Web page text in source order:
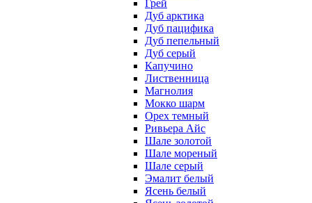
Грей
Дуб арктика
Дуб пацифика
Дуб пепельный
Дуб серый
Капучино
Лиственница
Магнолия
Мокко шарм
Орех темный
Ривьера Айс
Шале золотой
Шале мореный
Шале серый
Эмалит белый
Ясень белый